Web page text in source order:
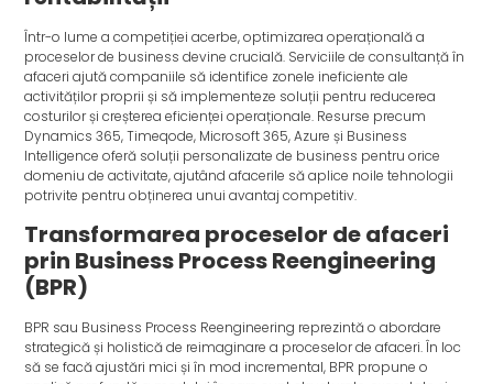
Într-o lume a competiției acerbe, optimizarea operațională a
proceselor de business devine crucială. Serviciile de consultanță în
afaceri ajută companiile să identifice zonele ineficiente ale
activităților proprii și să implementeze soluții pentru reducerea
costurilor și creșterea eficienței operaționale. Resurse precum
Dynamics 365, Timeqode, Microsoft 365, Azure și Business
Intelligence oferă soluții personalizate de business pentru orice
domeniu de activitate, ajutând afacerile să aplice noile tehnologii
potrivite pentru obținerea unui avantaj competitiv.
Transformarea proceselor de afaceri
prin Business Process Reengineering
(BPR)
BPR sau Business Process Reengineering reprezintă o abordare
strategică și holistică de reimaginare a proceselor de afaceri. În loc
să se facă ajustări mici și în mod incremental, BPR propune o